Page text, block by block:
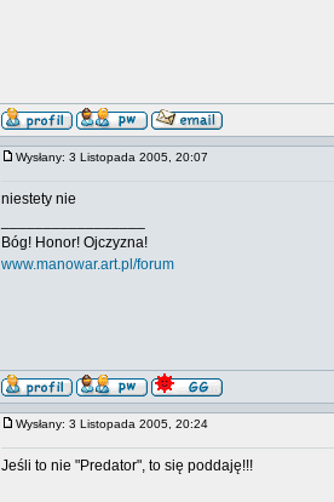
Wysłany: 3 Listopada 2005, 20:07
niestety nie
Bóg! Honor! Ojczyzna!
www.manowar.art.pl/forum
Wysłany: 3 Listopada 2005, 20:24
Jeśli to nie "Predator", to się poddaję!!!